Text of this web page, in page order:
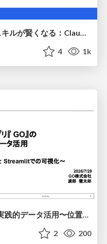
4 1k
タクシーアプリ『GO』の実践的データ活用〜位置情報データの収集とStreamlitでの可視化〜
2 200